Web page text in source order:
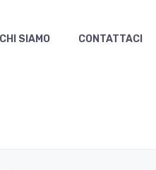
CHI SIAMO CONTATTACI